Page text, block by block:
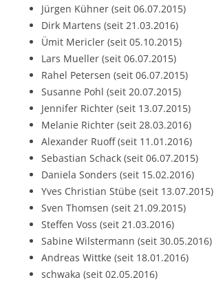
Jürgen Kühner (seit 06.07.2015)
Dirk Martens (seit 21.03.2016)
Ümit Mericler (seit 05.10.2015)
Lars Mueller (seit 06.07.2015)
Rahel Petersen (seit 06.07.2015)
Susanne Pohl (seit 20.07.2015)
Jennifer Richter (seit 13.07.2015)
Melanie Richter (seit 28.03.2016)
Alexander Ruoff (seit 11.01.2016)
Sebastian Schack (seit 06.07.2015)
Daniela Sonders (seit 15.02.2016)
Yves Christian Stübe (seit 13.07.2015)
Sven Thomsen (seit 21.09.2015)
Steffen Voss (seit 21.03.2016)
Sabine Wilstermann (seit 30.05.2016)
Andreas Wittke (seit 18.01.2016)
schwaka (seit 02.05.2016)